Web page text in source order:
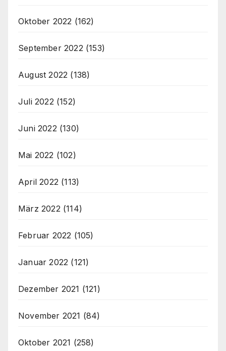
Oktober 2022 (162)
September 2022 (153)
August 2022 (138)
Juli 2022 (152)
Juni 2022 (130)
Mai 2022 (102)
April 2022 (113)
März 2022 (114)
Februar 2022 (105)
Januar 2022 (121)
Dezember 2021 (121)
November 2021 (84)
Oktober 2021 (258)